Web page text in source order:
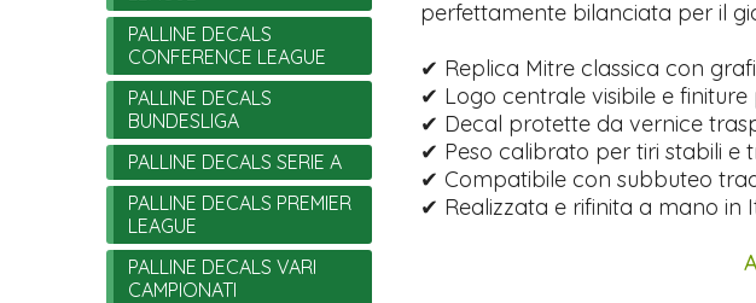
perfettamente bilanciata per il
✔ Replica Mitre classica con
✔ Logo centrale visibile e finiture
✔ Decal protette da vernice
✔ Peso calibrato per tiri stabili e
✔ Compatibile con subbuteo
✔ Realizzata e rifinita a mano in
PALLINE DECALS
CONFERENCE LEAGUE
PALLINE DECALS
BUNDESLIGA
PALLINE DECALS SERIE A
PALLINE DECALS PREMIER
LEAGUE
PALLINE DECALS VARI
CAMPIONATI